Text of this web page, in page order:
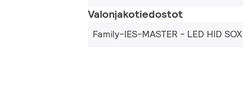
Valonjakotiedostot
Family-IES-MASTER - LED HID SOX